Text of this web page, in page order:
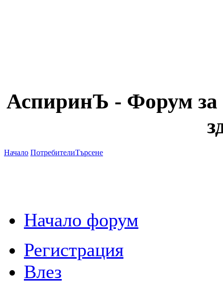
АспиринЪ - Форум за
Начало ПотребителиТърсене
Начало форум
Регистрация
Влез